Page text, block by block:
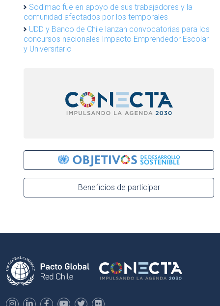
Sodimac fue en apoyo de sus trabajadores y la
comunidad afectados por los temporales
UDD y Banco de Chile lanzan convocatorias para los
concursos nacionales Impacto Emprendedor Escolar
y Universitario
Beneficios de participar